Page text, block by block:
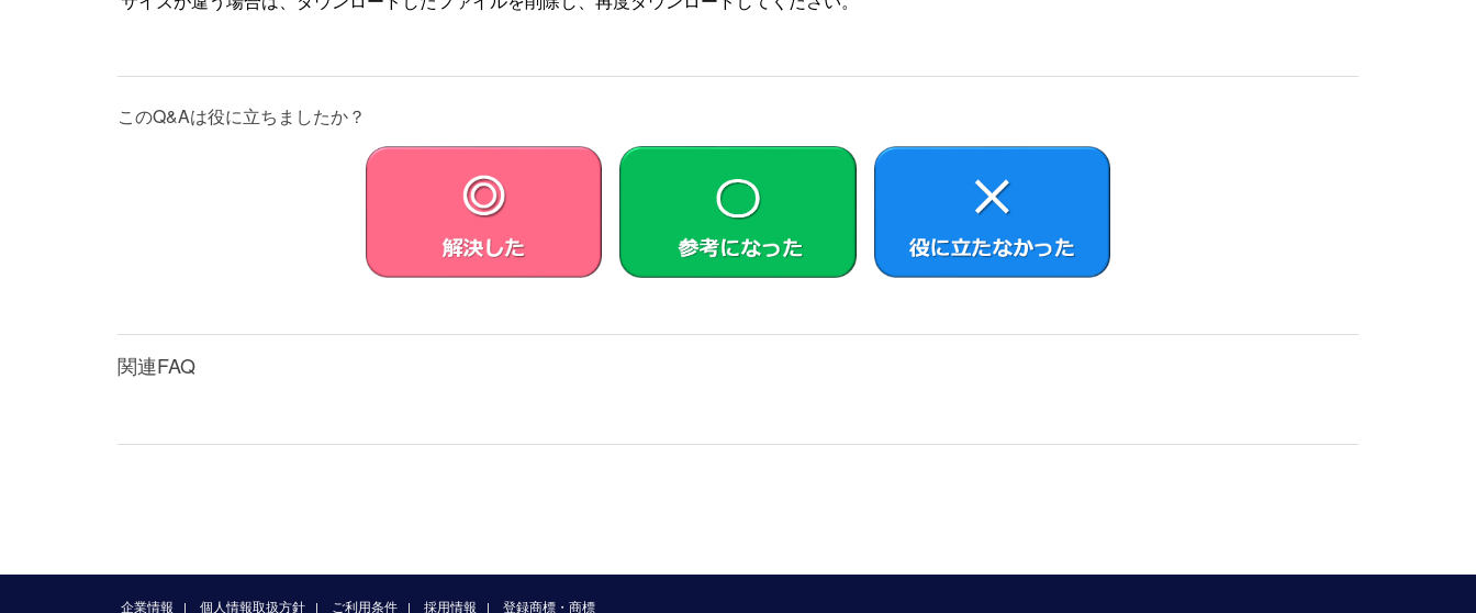
本契約によって生ずる許諾ソフトウェアの使用権とは、本製品においてのみ、お客さまが許諾ソフトウェア1部を使用する権利をいいます。
インストールされていた許諾ソフトウェアが何らかの理由で使用不能となった場合に、本製品から当該許諾ソフトウェアを削除のうえ、許諾ソフト
ウェアを本製品に再インストールするためにのみ使用することができるものとします。
対象外ソフトウェアには、①ソースコードの形式でまたは無償で公に入手可能なソフトウェアを含むものまたはその派生物であり、かつ②本契約の
規定と異なる定めの適用を受けるソフトウェア（対象となるソフトウェアおよびその派生物をソースコードの形式で開示または頒布する義務、対象
となるソフトウェアを任意の第三者に対して自由に使用許諾させる義務等を含むがこれに限られない。また、これにはGNU General Public License
(GPL) やGNU Lesser/Library General Public License (LGPL) に基づいてライセンスされているソフトウェアを含むがこれに限らない。）（以下「オ
オープンソースソフトウェアには、それぞれのオープンソースソフトウェアについて指定されているライセンス条件が適用されます。
このQ&Aは役に立ちましたか？
関連FAQ
企業情報 個人情報取扱方針 ご利用条件 採用情報 登録商標・商標